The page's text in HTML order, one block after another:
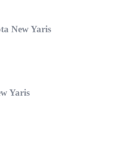
New Yaris
Yaris